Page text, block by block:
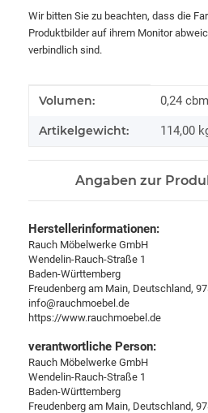
Wir bitten Sie zu beachten, dass die
Produktbilder auf ihrem Monitor
verbindlich sind.
Produkteigenschaft
Wert
Volumen: 0,24 cbm
Artikelgewicht: 114,00
Angaben zur
Herstellerinformationen:
Rauch Möbelwerke GmbH
Wendelin-Rauch-Straße 1
Baden-Württemberg
Freudenberg am Main, Deutschland,
info@rauchmoebel.de
https://www.rauchmoebel.de
verantwortliche Person:
Rauch Möbelwerke GmbH
Wendelin-Rauch-Straße 1
Baden-Württemberg
Freudenberg am Main, Deutschland,